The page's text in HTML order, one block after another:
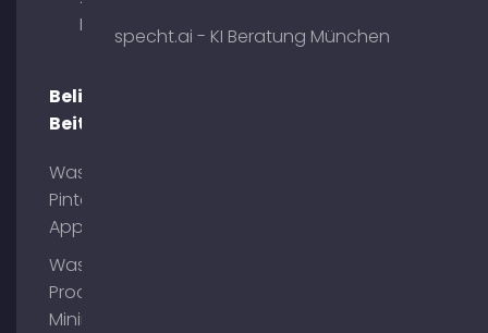
München
Beliebte
Beiträge
Was ist
Pinterest
App?
Was ist
Process
Mining?
specht.ai - KI Beratung München